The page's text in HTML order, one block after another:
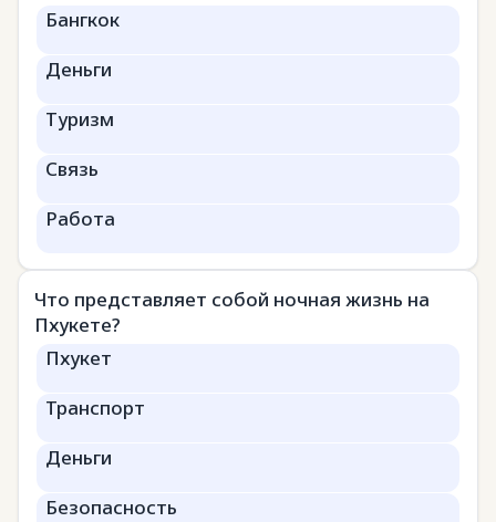
Бангкок
Деньги
Туризм
Связь
Работа
Что представляет собой ночная жизнь на
Пхукете?
Пхукет
Транспорт
Деньги
Безопасность